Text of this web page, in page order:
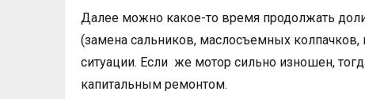
Далее можно какое-то время продолжать
(замена сальников, маслосъемных
ситуации. Если же мотор сильно изношен,
капитальным ремонтом.